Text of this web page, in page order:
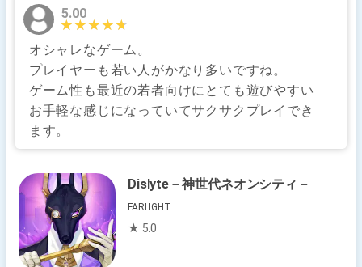
5.00
★★★★★
★★★★★
オシャレなゲーム。
プレイヤーも若い人がかなり多いですね。
ゲーム性も最近の若者向けにとても遊びやすい
お手軽な感じになっていてサクサクプレイでき
ます。
Dislyte－神世代ネオンシティ－
FARLIGHT
★ 5.0